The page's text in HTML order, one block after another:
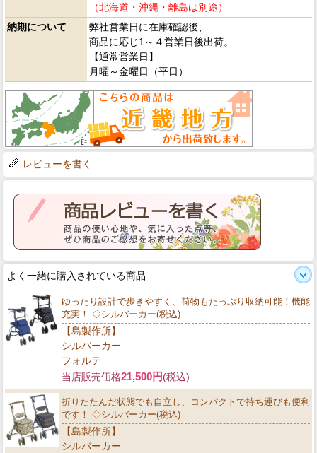
（北海道・沖縄・離島は別途）
納期について
弊社営業日に在庫確認後、
商品に応じ1～４営業日後出荷。
【通常営業日】
月曜～金曜日（平日）
レビューを書く
よく一緒に購入されている商品
ゆったり設計で歩きやすく、荷物もたっぷり収納可能！機能
充実！ ◇シルバーカー(税込)
【島製作所】
シルバーカー
フォルテ
当店販売価格21,500円(税込)
折りたたんだ状態でも自立し、コンパクトで持ち運びも便利
です！ ◇シルバーカー(税込)
【島製作所】
シルバーカー